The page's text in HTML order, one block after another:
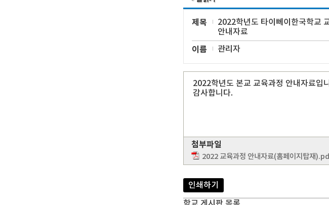
제목
2022학년도 타이뻬이한국학교
안내자료
이름 관리자
2022학년도 본교 교육과정 안내자료입
감사합니다.
첨부파일
2022 교육과정 안내자료(홈페이지탑재
인쇄하기